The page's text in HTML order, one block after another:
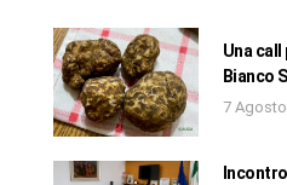
Una
Bianco
7